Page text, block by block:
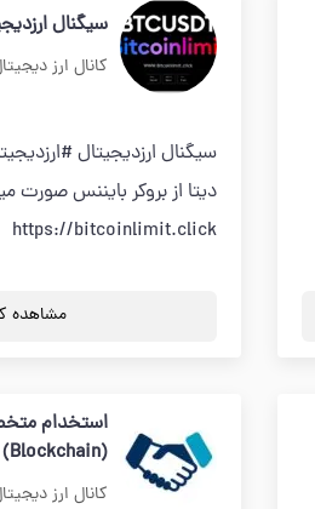
سیگنال
کانال ارز
سیگنال ارزدیجیتال
دیتا از بروکر بایننس صورت
https://bitcoinlimit.click
مشاهده
استخدام
(Blockchain)
کانال ارز